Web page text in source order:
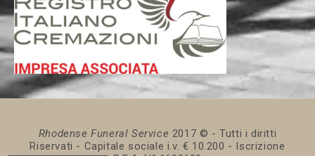
Rhodense Funeral Service 2017 © - Tutti i diritti
Riservati - Capitale sociale i.v. € 10.200 - Iscrizione